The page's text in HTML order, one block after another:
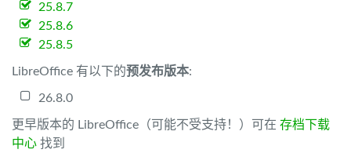
25.8.7
25.8.6
25.8.5
LibreOffice 有以下的预发布版本:
26.8.0
更早版本的 LibreOffice（可能不受支持！）可在 存档下载
中心 找到